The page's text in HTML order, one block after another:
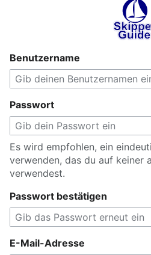
Benutzername
Passwort
Es wird empfohlen, ein
verwenden, das du auf keiner
verwendest.
Passwort bestätigen
E-Mail-Adresse